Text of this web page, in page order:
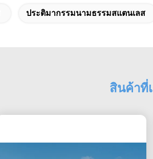
ประติมากรรมนามธรรมสแตนเลส
สินค้าที่